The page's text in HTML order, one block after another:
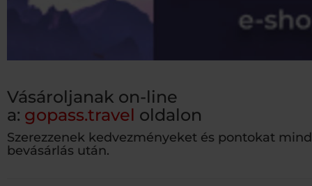
Vásároljanak on-line
a: gopass.travel oldalon
Szerezzenek kedvezményeket és pontokat
bevásárlás után.